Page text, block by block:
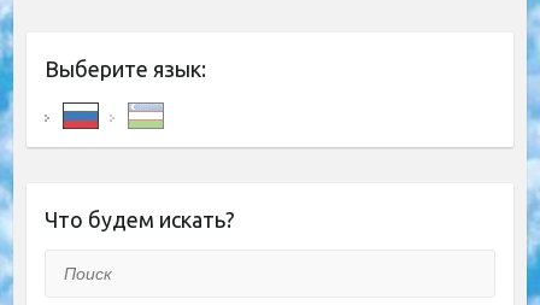
Выберите язык:
Что будем искать?
Поиск